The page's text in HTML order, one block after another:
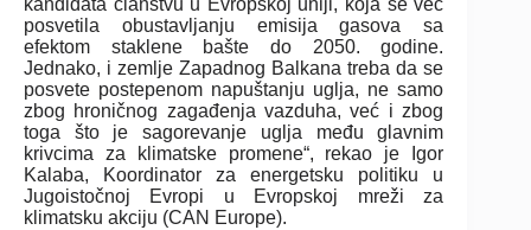
kandidata članstvu u Evropskoj uniji, koja se već
posvetila obustavljanju emisija gasova sa
efektom staklene bašte do 2050. godine.
Jednako, i zemlje Zapadnog Balkana treba da se
posvete postepenom napuštanju uglja, ne samo
zbog hroničnog zagađenja vazduha, već i zbog
toga što je sagorevanje uglja među glavnim
krivcima za klimatske promene“, rekao je Igor
Kalaba, Koordinator za energetsku politiku u
Jugoistočnoj Evropi u Evropskoj mreži za
klimatsku akciju (CAN Europe).